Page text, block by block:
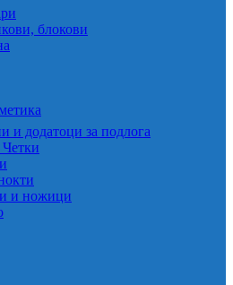
блокови
и додатоци за подлога
и ножици